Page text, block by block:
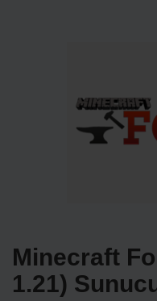
Minecraft
1.21)